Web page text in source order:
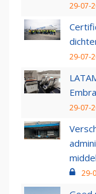
29-07-
29-07-
29-07-
29-